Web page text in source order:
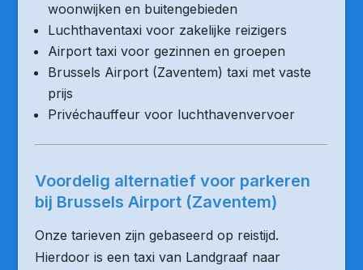
woonwijken en buitengebieden
Luchthaventaxi voor zakelijke reizigers
Airport taxi voor gezinnen en groepen
Brussels Airport (Zaventem) taxi met vaste
prijs
Privéchauffeur voor luchthavenvervoer
Voordelig alternatief voor parkeren
bij Brussels Airport (Zaventem)
Onze tarieven zijn gebaseerd op reistijd.
Hierdoor is een taxi van Landgraaf naar